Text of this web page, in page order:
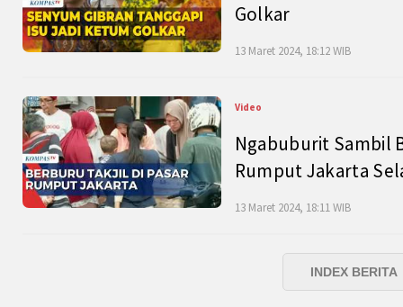
Golkar
13 Maret 2024, 18:12 WIB
Video
Ngabuburit Sambil
Rumput Jakarta
13 Maret 2024, 18:11 WIB
INDEX BERITA